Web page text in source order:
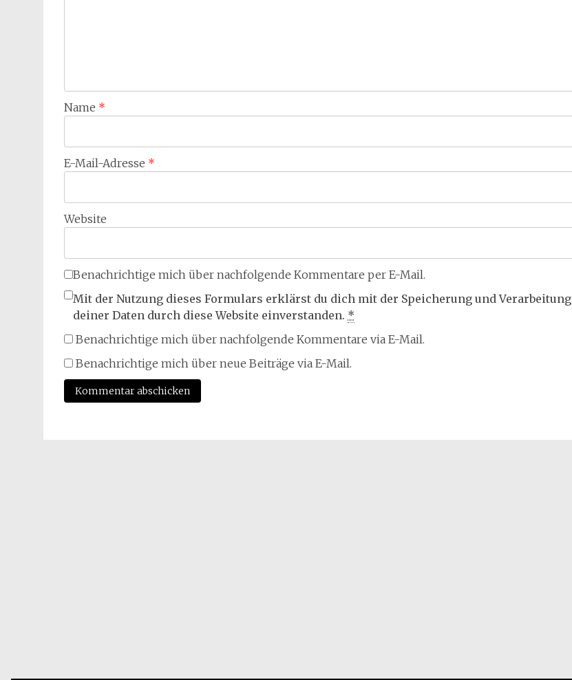
Name *
E-Mail-Adresse *
Website
Benachrichtige mich über nachfolgende Kommentare per E-Mail.
Mit der Nutzung dieses Formulars erklärst du dich mit der Speicherung und Verarbeitung
deiner Daten durch diese Website einverstanden. *
Benachrichtige mich über nachfolgende Kommentare via E-Mail.
Benachrichtige mich über neue Beiträge via E-Mail.